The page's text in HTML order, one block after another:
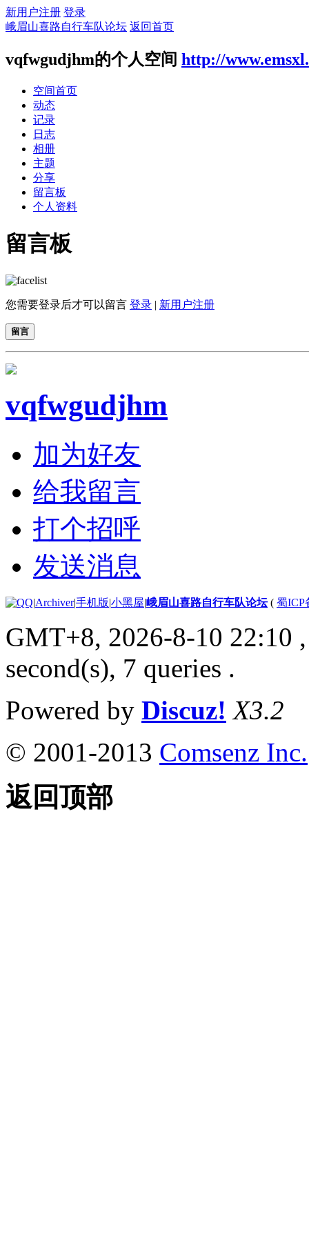
新用户注册 登录
峨眉山喜路自行车队论坛 返回首页
vqfwgudjhm的个人空间 http://
空间首页
动态
记录
日志
相册
主题
分享
留言板
个人资料
留言板
您需要登录后才可以留言 登录 | 新用户注册
留言
vqfwgudjhm
加为好友
给我留言
打个招呼
发送消息
|Archiver|手机版|小黑屋|峨眉山喜路自行车队论坛( 蜀ICP
GMT+8, 2026-8-10 22:10
second(s), 7 queries .
Powered by Discuz! X3.2
© 2001-2013 Comsenz Inc.
返回顶部